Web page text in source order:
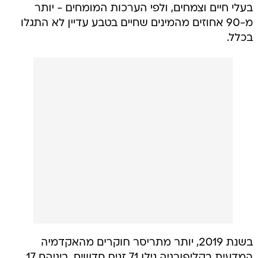
בעלי חיים וצמחים, ולפי הערכות המומחים - יותר
מ-90 אחוזים מהמינים שחיים בטבע עדיין לא התגלו
בכלל.
בשנת 2019, יותר מתריסר חוקרים מהאקדמיה